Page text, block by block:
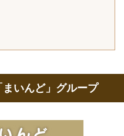
いんど」グループ